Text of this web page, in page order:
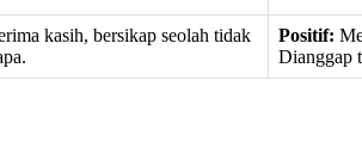
kasih, bersikap seolah tidak
Positif:
Dianggap